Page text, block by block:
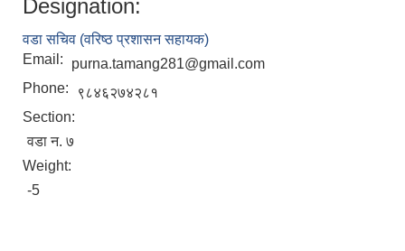
Designation:
वडा सचिव (वरिष्ठ प्रशासन सहायक)
Email:
purna.tamang281@gmail.com
Phone:
९८४६२७४२८१
Section:
वडा न. ७
Weight:
-5